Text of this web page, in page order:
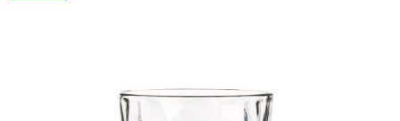
hviezdičiek.